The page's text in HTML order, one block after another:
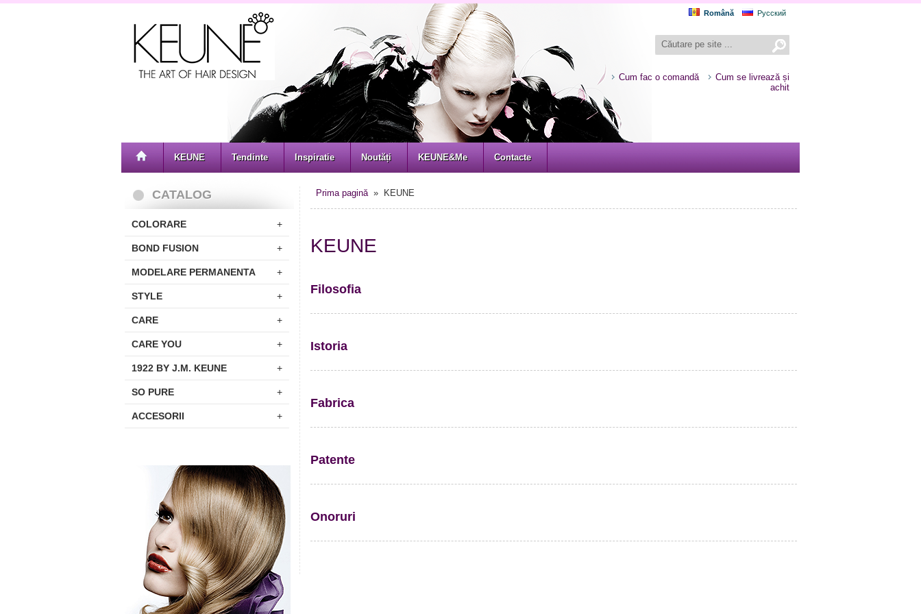
Română Русский
KEUNE Tendinte Inspiratie Noutăți KEUNE&Me Contacte
Cum fac o comandă
Cum se livrează și
achit
CATALOG
COLORARE +
BOND FUSION +
MODELARE PERMANENTA +
STYLE +
CARE +
CARE YOU +
1922 BY J.M. KEUNE +
SO PURE +
ACCESORII +
Prima pagină» KEUNE
KEUNE
Filosofia
Istoria
Fabrica
Patente
Onoruri